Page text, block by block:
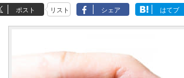
ポスト リスト シェア はてブ